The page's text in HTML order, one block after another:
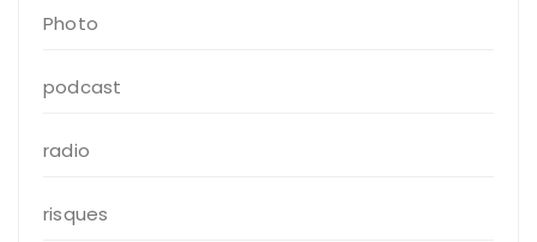
Photo
podcast
radio
risques